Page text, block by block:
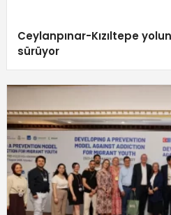
Ceylanpınar-Kızıltepe
sürüyor